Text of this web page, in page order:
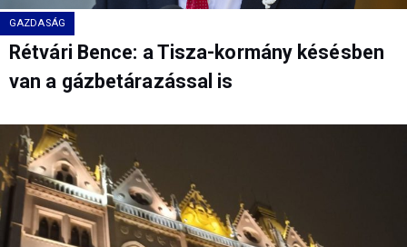
GAZDASÁG
Rétvári Bence: a Tisza-kormány késésben
van a gázbetárazással is